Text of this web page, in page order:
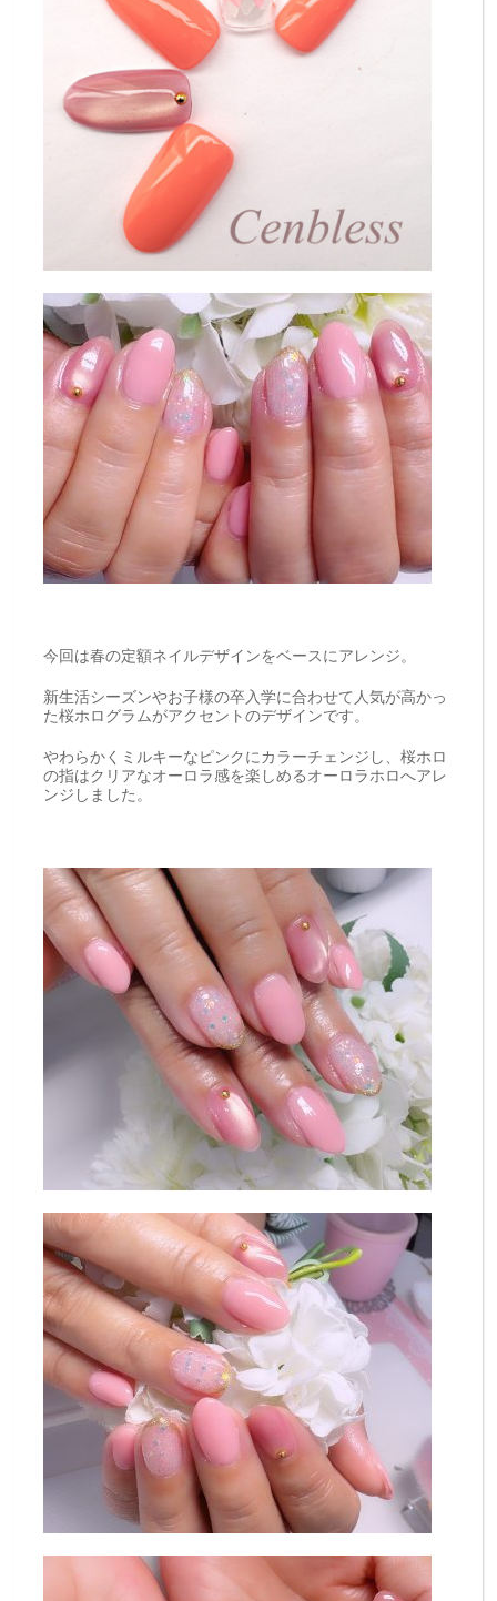
今回は春の定額ネイルデザインをベースにアレンジ。
新生活シーズンやお子様の卒入学に合わせて人気が高かっ
た桜ホログラムがアクセントのデザインです。
やわらかくミルキーなピンクにカラーチェンジし、桜ホロ
の指はクリアなオーロラ感を楽しめるオーロラホロへアレ
ンジしました。